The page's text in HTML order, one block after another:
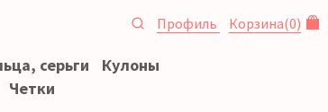
Профиль Корзина(0)
серьги
Кулоны
Четки